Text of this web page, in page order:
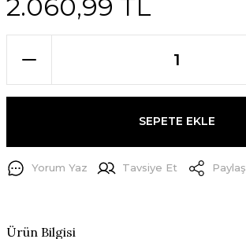
2.060,99 TL
SEPETE EKLE
Yorum Yaz Tavsiye Et Paylaş
Ürün Bilgisi